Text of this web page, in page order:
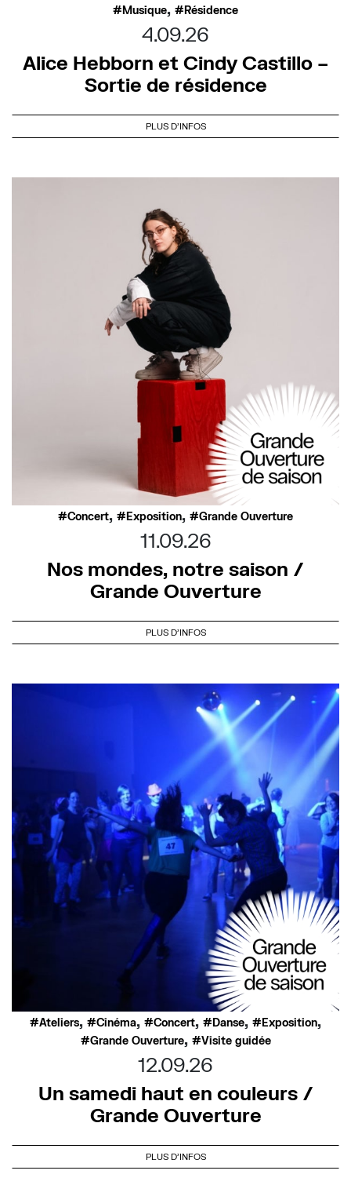
Musique, Résidence
4.09.26
Alice Hebborn et Cindy Castillo –
Sortie de résidence
PLUS D'INFOS
Concert, Exposition, Grande Ouverture
11.09.26
Nos mondes, notre saison /
Grande Ouverture
PLUS D'INFOS
Ateliers, Cinéma, Concert, Danse, Exposition,
Grande Ouverture, Visite guidée
12.09.26
Un samedi haut en couleurs /
Grande Ouverture
PLUS D'INFOS